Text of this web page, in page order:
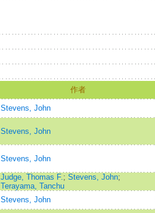
作者
Stevens, John
Stevens, John
Stevens, John
Judge, Thomas F.; Stevens, John;
Terayama, Tanchu
Stevens, John